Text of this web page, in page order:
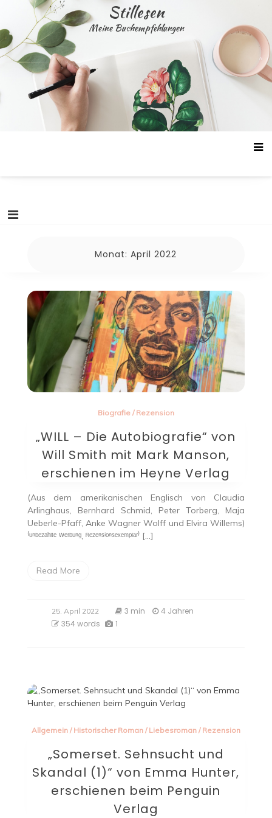
content
Stillesen
Meine Buchempfehlungen
Monat:April 2022
Biografie/ Rezension
„WILL – Die Autobiografie“ von
Will Smith mit Mark Manson,
erschienen im Heyne Verlag
(Aus dem amerikanischen Englisch von Claudia
Arlinghaus, Bernhard Schmid, Peter Torberg, Maja
Ueberle-Pfaff, Anke Wagner Wolff und Elvira Willems)
⁽ᵘⁿᵇᵉᶻᵃʰˡᵗᵉ ᵂᵉʳᵇᵘⁿᵍ, ᴿᵉᶻᵉⁿˢⁱᵒⁿˢᵉˣᵉᵐᵖˡᵃʳ⁾ […]
Read More
25. April 2022 3 min
4 Jahren
354 words
1
Allgemein/ Historischer Roman/ Liebesroman/ Rezension
„Somerset. Sehnsucht und
Skandal (1)“ von Emma Hunter,
erschienen beim Penguin
Verlag